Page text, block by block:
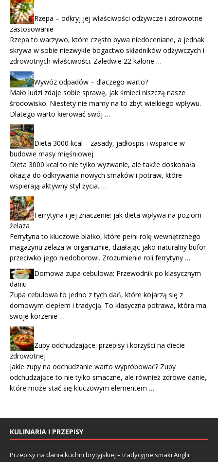
Rzepa – odkryj jej właściwości odżywcze i zdrowotne
zastosowanie
Rzepa to warzywo, które często bywa niedoceniane, a jednak
skrywa w sobie niezwykłe bogactwo składników odżywczych i
zdrowotnych właściwości. Zaledwie 22 kalorie …
Wywóz odpadów – dlaczego warto?
Mało ludzi zdaje sobie sprawę, jak śmieci niszczą nasze
środowisko. Niestety nie mamy na to zbyt wielkiego wpływu.
Dlatego warto kierować swój …
Dieta 3000 kcal – zasady, jadłospis i wsparcie w
budowie masy mięśniowej
Dieta 3000 kcal to nie tylko wyzwanie, ale także doskonała
okazja do odkrywania nowych smaków i potraw, które
wspierają aktywny styl życia. …
Ferrytyna i jej znaczenie: jak dieta wpływa na poziom
żelaza
Ferrytyna to kluczowe białko, które pełni rolę wewnętrznego
magazynu żelaza w organizmie, działając jako naturalny bufor
przeciwko jego niedoborowi. Zrozumienie roli ferrytyny …
Domowa zupa cebulowa: Przewodnik po klasycznym
daniu
Zupa cebulowa to jedno z tych dań, które kojarzą się z
domowym ciepłem i tradycją. To klasyczna potrawa, która ma
swoje korzenie …
Zupy odchudzające: przepisy i korzyści na diecie
zdrowotnej
Jakie zupy na odchudzanie warto wypróbować? Zupy
odchudzające to nie tylko smaczne, ale również zdrowe danie,
które może stać się kluczowym elementem …
KULINARIA I PRZEPISY
Przepisy na dania kuchni brytyjskiej – tradycyjne smaki Anglii